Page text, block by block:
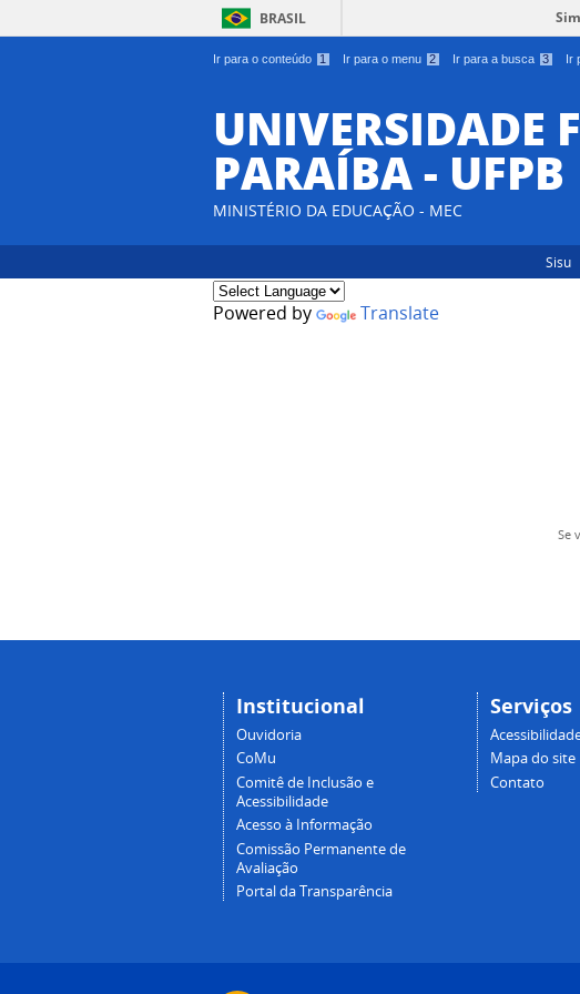
Ir para o conteúdo 1 Ir para o menu 2 Ir para a busca 3 Ir
BRASIL
UNIVERSIDADE
PARAÍBA - UFPB
MINISTÉRIO DA EDUCAÇÃO - MEC
Sisu
Powered by Translate
Se
Institucional
Ouvidoria
CoMu
Comitê de Inclusão e
Acessibilidade
Acesso à Informação
Comissão Permanente de
Avaliação
Portal da Transparência
Serviços
Mapa do site
Contato